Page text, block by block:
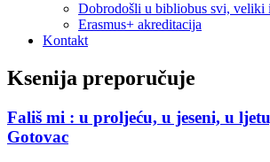
Dobrodošli u bibliobus svi, veliki
Erasmus+ akreditacija
Kontakt
Ksenija preporučuje
Fališ mi : u proljeću, u jeseni, u
Gotovac